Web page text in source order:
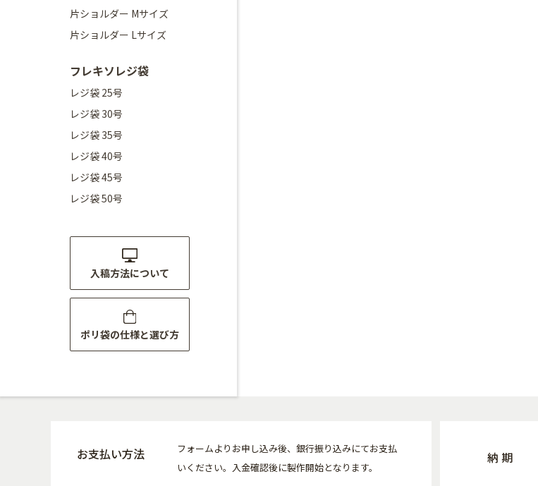
片ショルダー Mサイズ
片ショルダー Lサイズ
フレキソレジ袋
レジ袋 25号
レジ袋 30号
レジ袋 35号
レジ袋 40号
レジ袋 45号
レジ袋 50号
入稿方法について
ポリ袋の仕様と選び方
お支払い方法
フォームよりお申し込み後、銀行振り込みにてお支払
いください。入金確認後に製作開始となります。
納 期